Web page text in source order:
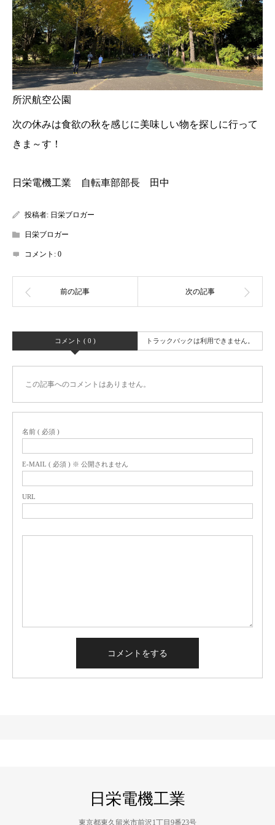
所沢航空公園
次の休みは食欲の秋を感じに美味しい物を探しに行って
きま～す！
日栄電機工業 自転車部部長 田中
投稿者: 日栄ブロガー
日栄ブロガー
コメント: 0
コメント ( 0 ) トラックバックは利用できません。
この記事へのコメントはありません。
名前 ( 必須 )
E-MAIL ( 必須 ) ※ 公開されません
URL
日栄電機工業
東京都東久留米市前沢1丁目9番23号